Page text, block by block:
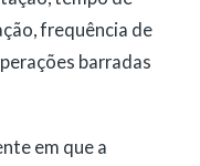
frequência de
barradas
em que a